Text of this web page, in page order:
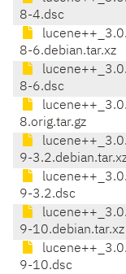
8-4.dsc
lucene++_3.0.
8-6.debian.tar.xz
lucene++_3.0.
8-6.dsc
lucene++_3.0.
8.orig.tar.gz
lucene++_3.0.
9-
lucene++_3.0.
9-3.2.dsc
lucene++_3.0.
9-10.debian.tar.xz
lucene++_3.0.
9-10.dsc